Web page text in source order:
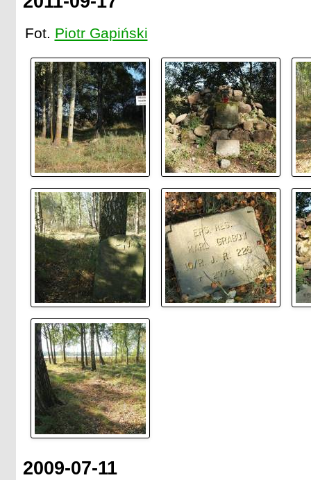
Fot. Piotr Gapiński
2009-07-11